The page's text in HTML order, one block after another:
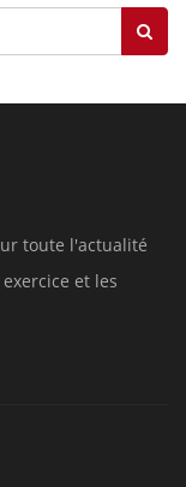
toute l'actualité
et les